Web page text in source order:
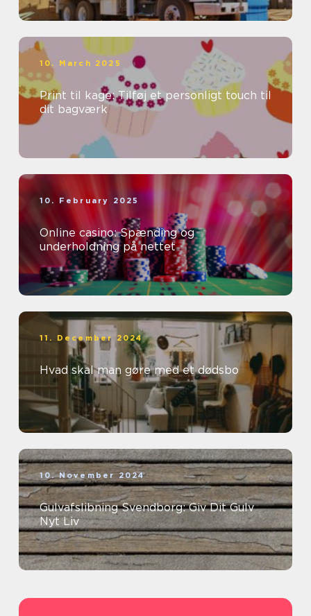
10. March 2025
Print til kage: Tilføj et personligt touch til
dit bagværk
10. February 2025
Online casino: Spænding og
underholdning på nettet
11. December 2024
Hvad skal man gøre med et dødsbo
10. November 2024
Gulvafslibning Svendborg: Giv Dit Gulv
Nyt Liv